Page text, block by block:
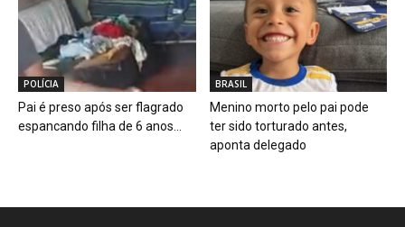
POLÍCIA
Pai é preso após ser flagrado
espancando filha de 6 anos...
BRASIL
Menino morto pelo pai pode
ter sido torturado antes,
aponta delegado